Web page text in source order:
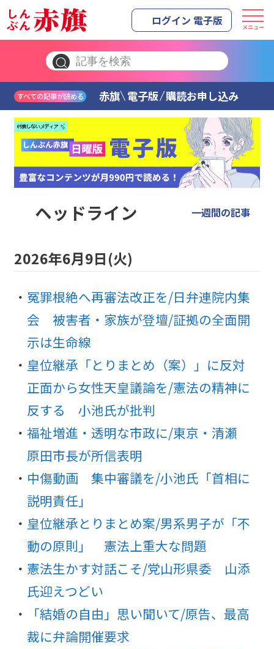
ログイン 電子版 メニュー
すべての記事が読める 赤旗 電子版 購読お申し込み
ヘッドライン 一週間の記事
2026年6月9日(火)
冤罪根絶へ再審法改正を/日弁連院内集
会 被害者・家族が登壇/証拠の全面開
示は生命線
皇位継承「とりまとめ（案）」に反対
正面から女性天皇議論を/憲法の精神に
反する 小池氏が批判
福祉増進・透明な市政に/東京・清瀬
原田市長が所信表明
中傷動画 集中審議を/小池氏「首相に
説明責任」
皇位継承とりまとめ案/男系男子が「不
動の原則」 憲法上重大な問題
憲法生かす対話こそ/党山形県委 山添
氏迎えつどい
「結婚の自由」思い聞いて/原告、最高
裁に弁論開催要求